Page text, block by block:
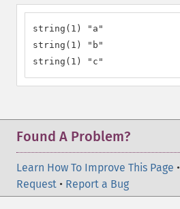
string(1) "a"
string(1) "b"
string(1) "c"
Found A Problem?
Learn How To Improve This Page •
Request • Report a Bug